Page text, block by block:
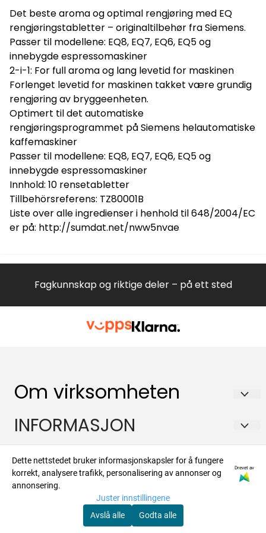
Det beste aroma og optimal rengjøring med EQ
rengjøringstabletter – originaltilbehør fra Siemens.
Passer til modellene: EQ8, EQ7, EQ6, EQ5 og
innebygde espressomaskiner
2-i-1: For full aroma og lang levetid for maskinen
Forlenget levetid for maskinen takket være grundig
rengjøring av bryggeenheten.
Optimert til det automatiske
rengjøringsprogrammet på Siemens helautomatiske
kaffemaskiner
Passer til modellene: EQ8, EQ7, EQ6, EQ5 og
innebygde espressomaskiner
Innhold: 10 rensetabletter
Tillbehörsreferens: TZ80001B
Liste over alle ingredienser i henhold til 648/2004/EC
er på: http://sumdat.net/nww5nvae
Fagkunnskap og riktige deler – på ett sted
Om virksomheten
Hvitevareteknikk AS
1481 Hagan
Org. nr. 988573450
post@hvitevaredeler.no
INFORMASJON
Salgsbetingelser
Forsendelse og retur
Kontakt
Om oss
Nyhetsbrev
Registrer deg for å motta nyheter og tilbud
Dette nettstedet bruker informasjonskapsler for å fungere
korrekt, analysere trafikk, personalisering av annonser og
annonsering.
Drevet av
Juster innstillingene
Avslå alle
Godta alle